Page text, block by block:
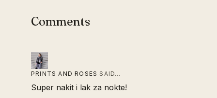
Comments
PRINTS AND ROSESSAID…
Super nakit i lak za nokte!